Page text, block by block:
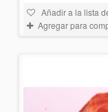
Añadir a la lista
Agregar para